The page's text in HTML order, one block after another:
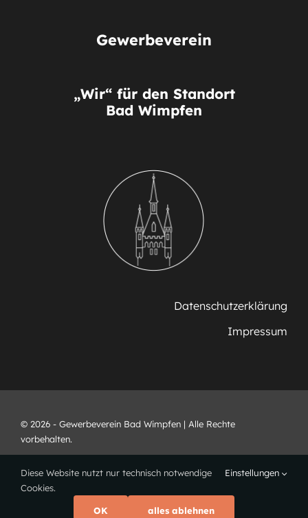
Gewerbeverein
„Wir“ für den Standort
Bad Wimpfen
Datenschutzerklärung
Impressum
© 2026 - Gewerbeverein Bad Wimpfen | Alle Rechte
vorbehalten.
www.ricarts.de
Diese Website nutzt nur technisch notwendige
Cookies.
Einstellungen
OK alles ablehnen